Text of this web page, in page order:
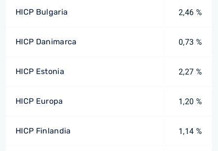
HICP Bulgaria 2,46 %
HICP Danimarca 0,73 %
HICP Estonia 2,27 %
HICP Europa 1,20 %
HICP Finlandia 1,14 %